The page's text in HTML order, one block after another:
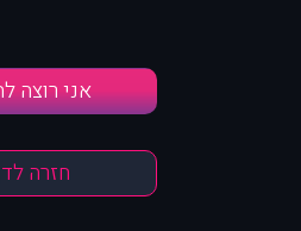
אני רוצה
חזרה